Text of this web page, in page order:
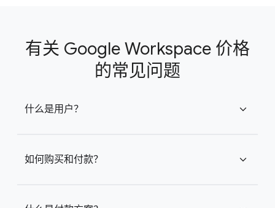
有关 Google Workspace 价格
的常见问题
什么是用户？ expand_more
如何购买和付款？ expand_more